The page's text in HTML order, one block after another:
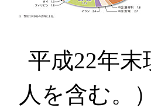
平成22年
人を含む。